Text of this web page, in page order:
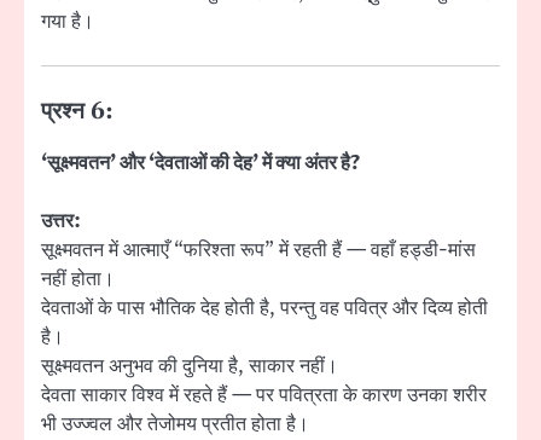
गया है।
प्रश्न 6:
‘सूक्ष्मवतन’ और ‘देवताओं की देह’ में क्या अंतर है?
उत्तर:
सूक्ष्मवतन में आत्माएँ “फरिश्ता रूप” में रहती हैं — वहाँ हड्डी-मांस
नहीं होता।
देवताओं के पास भौतिक देह होती है, परन्तु वह पवित्र और दिव्य होती
है।
सूक्ष्मवतन अनुभव की दुनिया है, साकार नहीं।
देवता साकार विश्व में रहते हैं — पर पवित्रता के कारण उनका शरीर
भी उज्ज्वल और तेजोमय प्रतीत होता है।